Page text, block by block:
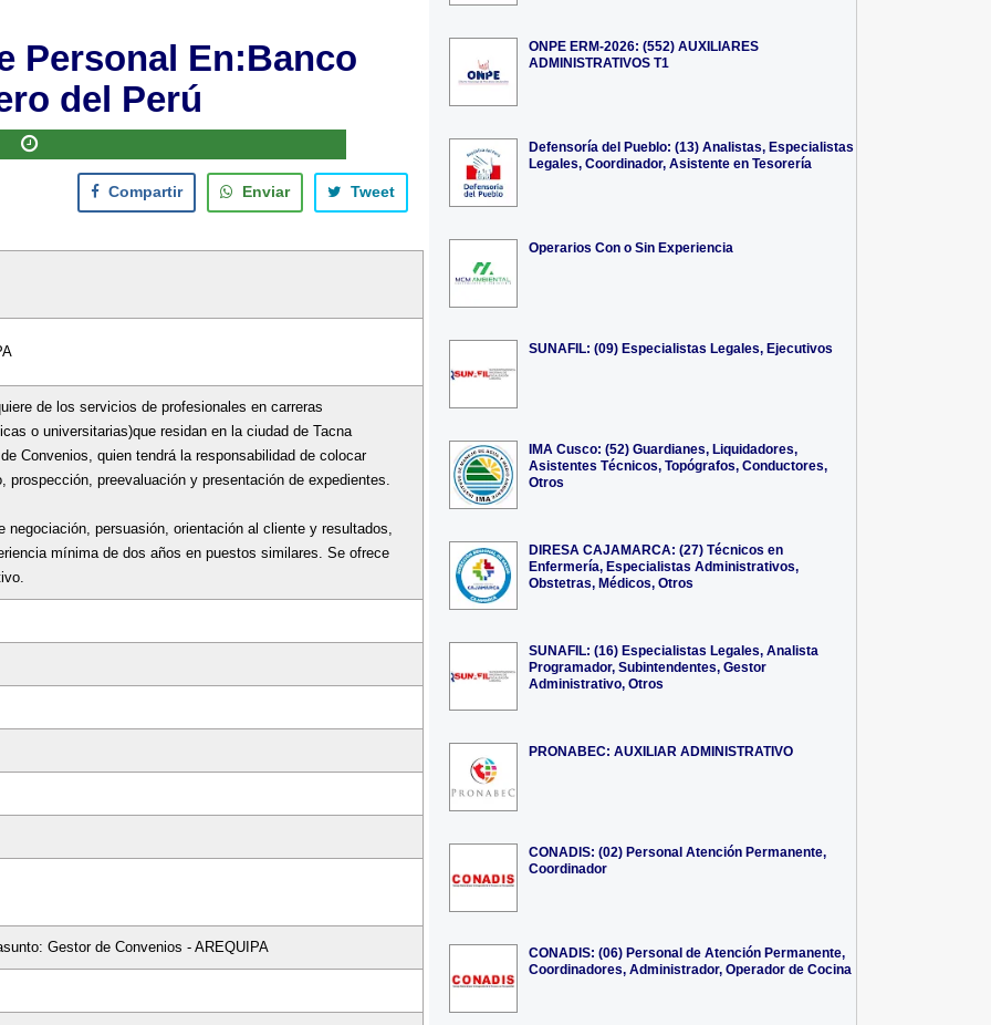
Personal En:Banco
del Perú
Compartir Enviar Tweet
de los servicios de profesionales en carreras
o universitarias)que residan en la ciudad de Tacna
Convenios, quien tendrá la responsabilidad de colocar
prospección, preevaluación y presentación de expedientes.
negociación, persuasión, orientación al cliente y resultados,
mínima de dos años en puestos similares. Se ofrece
Gestor de Convenios - AREQUIPA
ONPE ERM-2026: (552) AUXILIARES
ADMINISTRATIVOS T1
Defensoría del Pueblo: (13) Analistas, Especialistas
Legales, Coordinador, Asistente en Tesorería
Operarios Con o Sin Experiencia
SUNAFIL: (09) Especialistas Legales, Ejecutivos
IMA Cusco: (52) Guardianes, Liquidadores,
Asistentes Técnicos, Topógrafos, Conductores,
Otros
DIRESA CAJAMARCA: (27) Técnicos en
Enfermería, Especialistas Administrativos,
Obstetras, Médicos, Otros
SUNAFIL: (16) Especialistas Legales, Analista
Programador, Subintendentes, Gestor
Administrativo, Otros
PRONABEC: AUXILIAR ADMINISTRATIVO
CONADIS: (02) Personal Atención Permanente,
Coordinador
CONADIS: (06) Personal de Atención Permanente,
Coordinadores, Administrador, Operador de Cocina